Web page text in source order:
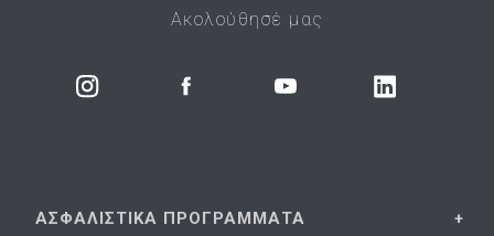
Ακολούθησέ μας
ΑΣΦΑΛΙΣΤΙΚΑ ΠΡΟΓΡΑΜΜΑΤΑ